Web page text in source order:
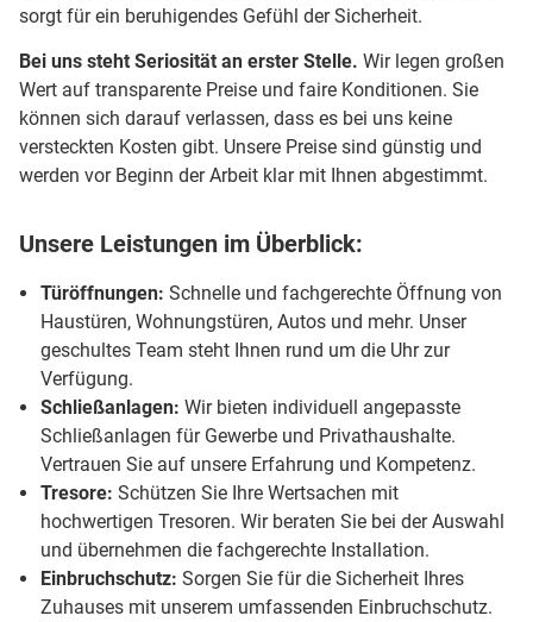
sorgt für ein beruhigendes Gefühl der Sicherheit.
Bei uns steht Seriosität an erster Stelle. Wir legen großen
Wert auf transparente Preise und faire Konditionen. Sie
können sich darauf verlassen, dass es bei uns keine
versteckten Kosten gibt. Unsere Preise sind günstig und
werden vor Beginn der Arbeit klar mit Ihnen abgestimmt.
Unsere Leistungen im Überblick:
Türöffnungen: Schnelle und fachgerechte Öffnung von
Haustüren, Wohnungstüren, Autos und mehr. Unser
geschultes Team steht Ihnen rund um die Uhr zur
Verfügung.
Schließanlagen: Wir bieten individuell angepasste
Schließanlagen für Gewerbe und Privathaushalte.
Vertrauen Sie auf unsere Erfahrung und Kompetenz.
Tresore: Schützen Sie Ihre Wertsachen mit
hochwertigen Tresoren. Wir beraten Sie bei der Auswahl
und übernehmen die fachgerechte Installation.
Einbruchschutz: Sorgen Sie für die Sicherheit Ihres
Zuhauses mit unserem umfassenden Einbruchschutz.